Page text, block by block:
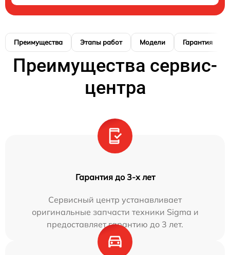
Преимущества Этапы работ Модели Гарантия
Преимущества сервис-
центра
Гарантия до 3-х лет
Сервисный центр устанавливает
оригинальные запчасти техники Sigma и
предоставляет гарантию до 3 лет.